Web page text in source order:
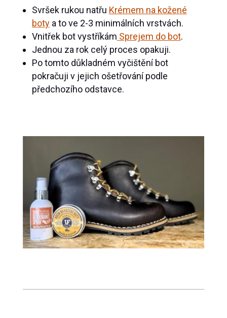
Svršek rukou natřu Krémem na kožené
boty a to ve 2-3 minimálních vrstvách.
Vnitřek bot vystříkám Sprejem do bot.
Jednou za rok celý proces opakuji.
Po tomto důkladném vyčištění bot
pokračuji v jejich ošetřování podle
předchozího odstavce.